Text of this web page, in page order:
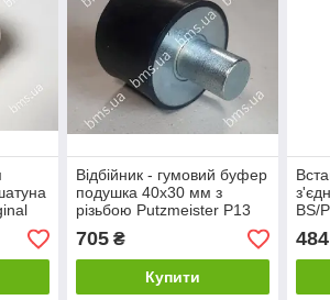
Відбійник - гумовий буфер
подушка 40x30 мм з
різьбою Putzmeister P13
Original
705₴
Купити
BS/
484